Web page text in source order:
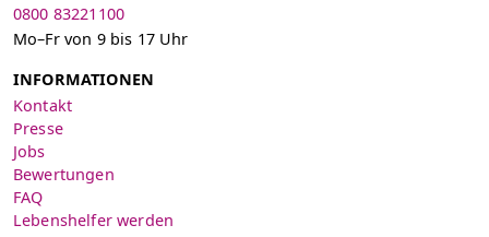
0800 83221100
Mo–Fr von 9 bis 17 Uhr
INFORMATIONEN
Kontakt
Presse
Jobs
Bewertungen
FAQ
Lebenshelfer werden